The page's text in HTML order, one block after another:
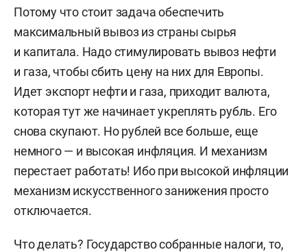
Потому что стоит задача обеспечить
максимальный вывоз из страны сырья
и капитала. Надо стимулировать вывоз нефти
и газа, чтобы сбить цену на них для Европы.
Идет экспорт нефти и газа, приходит валюта,
которая тут же начинает укреплять рубль. Его
снова скупают. Но рублей все больше, еще
немного — и высокая инфляция. И механизм
перестает работать! Ибо при высокой инфляции
механизм искусственного занижения просто
отключается.
Что делать? Государство собранные налоги, то,